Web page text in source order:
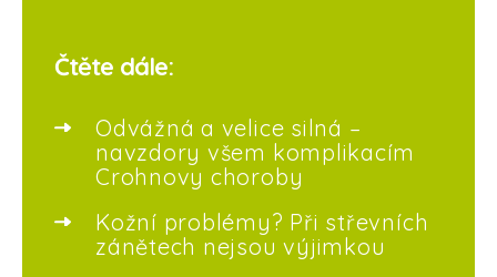
Čtěte dále:
Odvážná a velice silná –
navzdory všem komplikacím
Crohnovy choroby
Kožní problémy? Při střevních
zánětech nejsou výjimkou